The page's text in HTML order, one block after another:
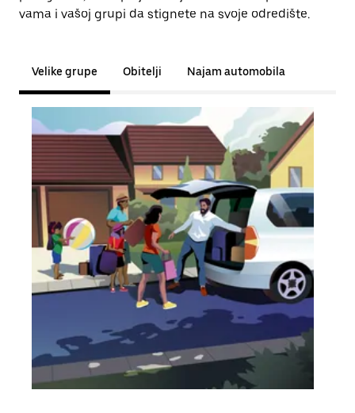
vama i vašoj grupi da stignete na svoje odredište.
Velike grupe Obitelji Najam automobila